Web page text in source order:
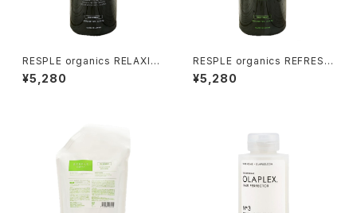
RESPLE organics RELAXIN
G TREATMENT 400g
¥5,280
RESPLE organics REFRESH
TREATMENT 400g
¥5,280